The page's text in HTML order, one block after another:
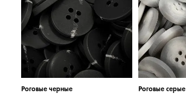
Роговые черные
Роговые серые